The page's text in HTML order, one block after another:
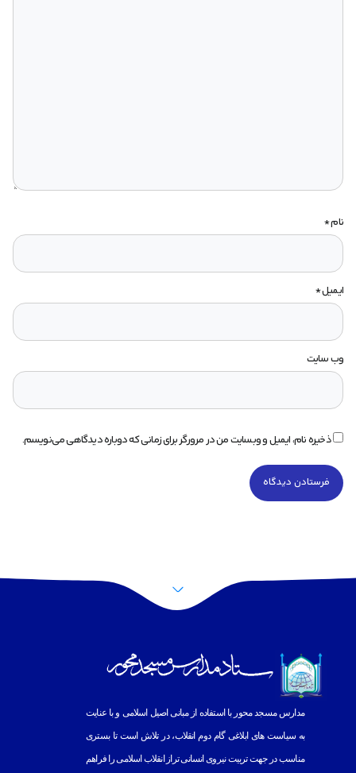
نام*
ایمیل*
وب‌ سایت
ذخیره نام، ایمیل و وبسایت من در مرورگر برای زمانی که دوباره دیدگاهی می‌نویسم.
مدارس مسجد محور با استفاده از مبانى اصيل اسلامى و با عنايت
بهسياست هاى ابلاغى گام دوم انقلاب، در تلاش است تا بسترى
مناسب در جهت تربيت نيروى انسانى تراز انقلاب اسلامى را فراهم